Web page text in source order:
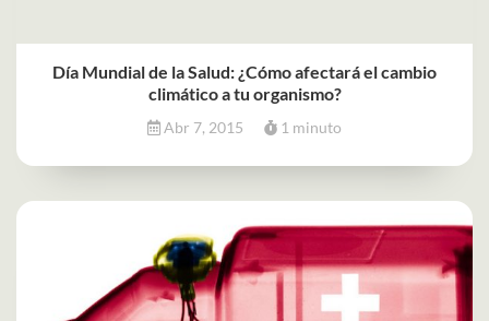
Día Mundial de la Salud: ¿Cómo afectará el cambio
climático a tu organismo?
Abr 7, 2015 1 minuto